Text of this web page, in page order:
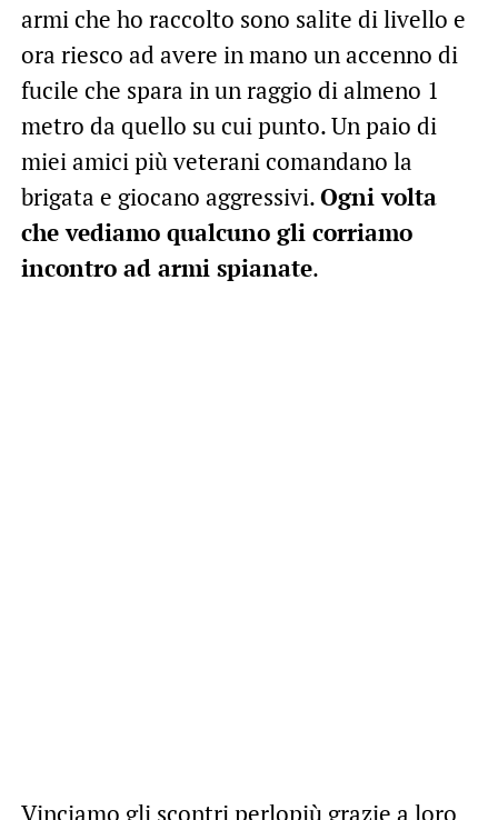
armi che ho raccolto sono salite di livello e
ora riesco ad avere in mano un accenno di
fucile che spara in un raggio di almeno 1
metro da quello su cui punto. Un paio di
miei amici più veterani comandano la
brigata e giocano aggressivi.Ogni volta
che vediamo qualcuno gli corriamo
incontro ad armi spianate.
Vinciamo gli scontri perlopiù grazie a loro